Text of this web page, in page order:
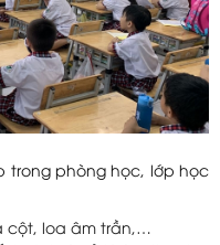
trong phòng học, lớp học
cột, loa âm trần,…